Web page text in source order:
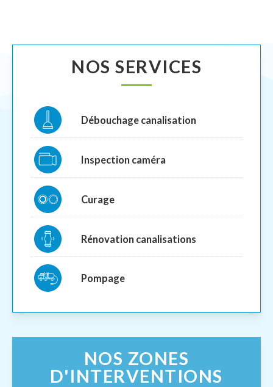
NOS SERVICES
Débouchage canalisation
Inspection caméra
Curage
Rénovation canalisations
Pompage
NOS ZONES
D'INTERVENTIONS